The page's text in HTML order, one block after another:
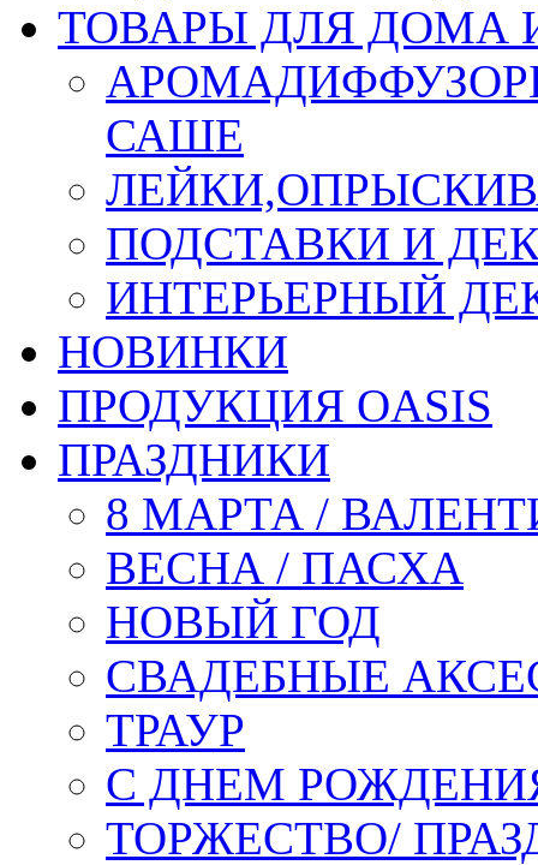
ТОВАРЫ ДЛЯ ДОМА
САШЕ
ПОДСТАВКИ И
ИНТЕРЬЕРНЫЙ
НОВИНКИ
ПРОДУКЦИЯ OASIS
ПРАЗДНИКИ
8 МАРТА /
ВЕСНА / ПАСХА
НОВЫЙ ГОД
СВАДЕБНЫЕ
ТРАУР
С ДНЕМ
ТОРЖЕСТВО/